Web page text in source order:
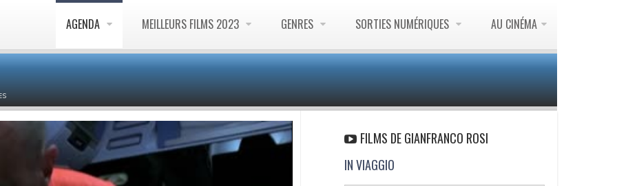
AGENDA MEILLEURS FILMS 2023 GENRES SORTIES NUMÉRIQUES AU CINÉMA
FILMS DE GIANFRANCO ROSI
IN VIAGGIO